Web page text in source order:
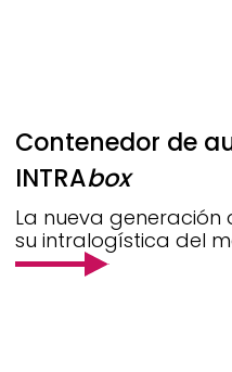
Contenedor de
INTRAbox
La nueva
su intralogística del